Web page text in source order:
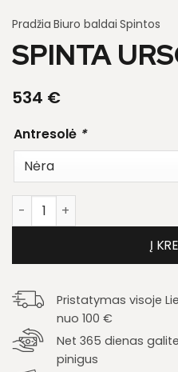
Pradžia Biuro baldai Spintos
SPINTA
534 €
Antresolė *
produkto kiekis: Spinta Urso
Į
Pristatymas visoje
nuo 100 €
Net 365 dienas
pinigus